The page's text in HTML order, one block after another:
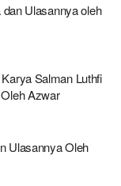
Ulasannya oleh
Salman Luthfi
Azwar
Ulasannya Oleh